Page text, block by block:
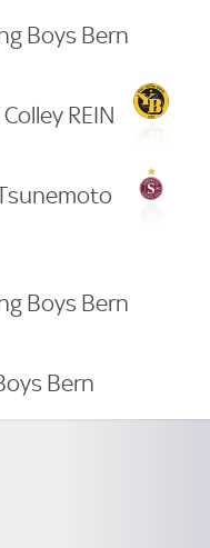
Boys Bern
REIN
Boys Bern
Bern